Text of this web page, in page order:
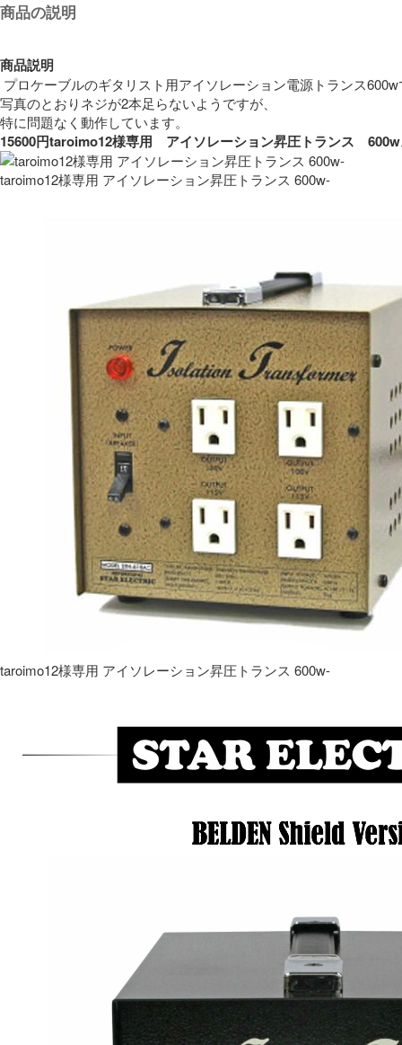
商品の説明
商品説明
プロケーブルのギタリスト用アイソレーション電源トランス
写真のとおりネジが2本足らないようですが、
15600円taroimo12様専用　アイソレーション昇圧トランス　
taroimo12様専用 アイソレーション昇圧トランス 600w-
taroimo12様専用 アイソレーション昇圧トランス 600w-